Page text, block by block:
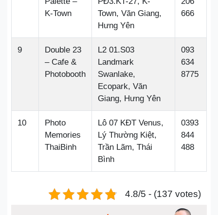
K-Town
Town, Văn Giang,
Hưng Yên
666
9
Double 23
– Cafe &
Photobooth
L2 01.S03
Landmark
Swanlake,
Ecopark, Văn
Giang, Hưng Yên
093
634
8775
10
Photo
Memories
ThaiBinh
Lô 07 KĐT Venus,
Lý Thường Kiệt,
Trần Lãm, Thái
Bình
0393
844
488
4.8/5 - (137 votes)